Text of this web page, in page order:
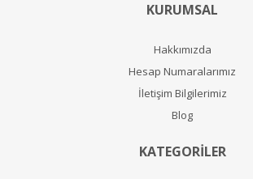
KURUMSAL
Hakkımızda
Hesap Numaralarımız
İletişim Bilgilerimiz
Blog
KATEGORİLER